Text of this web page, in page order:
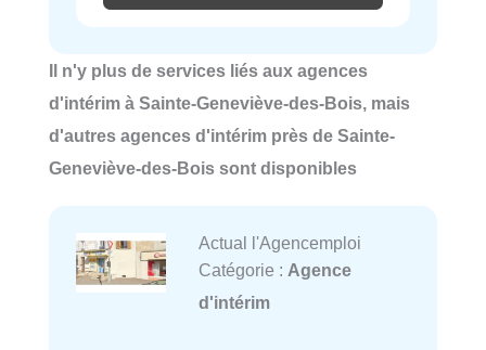
Il n'y plus de services liés aux agences
d'intérim à Sainte-Geneviève-des-Bois, mais
d'autres agences d'intérim près de Sainte-
Geneviève-des-Bois sont disponibles
Actual l'Agencemploi
Catégorie : Agence
d'intérim